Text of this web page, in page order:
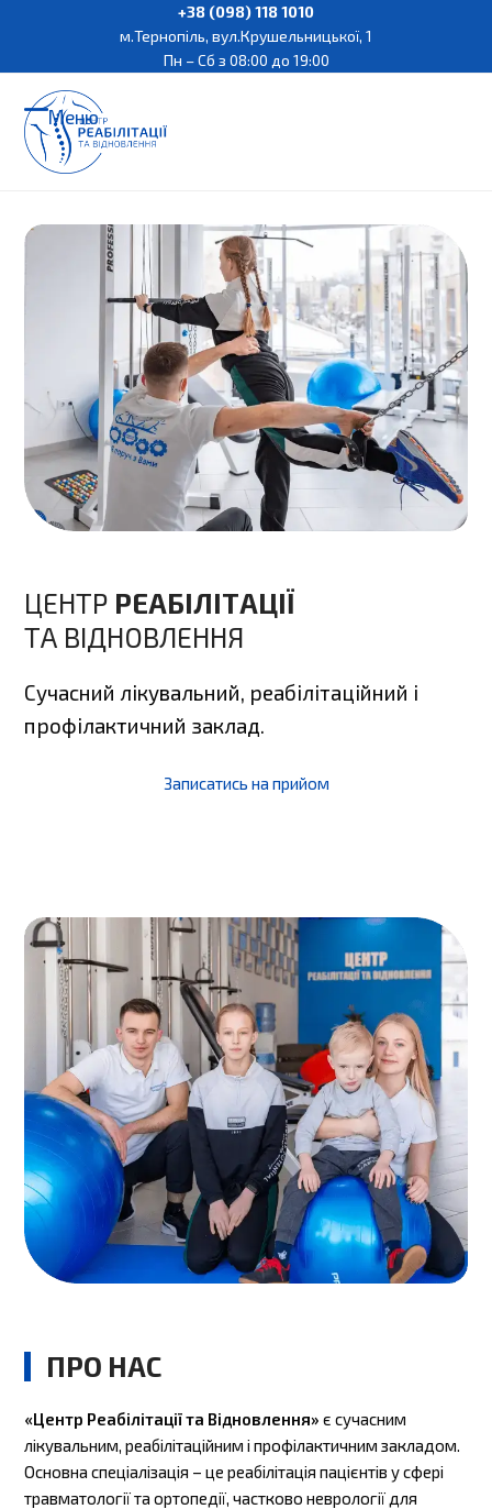
+38 (098) 118 1010
м.Тернопіль, вул.Крушельницької, 1
Пн – Сб з 08:00 до 19:00
Меню
Open
mobile
Close
mobile
ЦЕНТР РЕАБІЛІТАЦІЇ
ТА ВІДНОВЛЕННЯ
Сучасний лікувальний, реабілітаційний і
профілактичний заклад.
Записатись на прийом
ПРО НАС
«Центр Реабілітації та Відновлення» є сучасним
лікувальним, реабілітаційним і профілактичним закладом.
Основна спеціалізація – це реабілітація пацієнтів у сфері
травматології та ортопедії, частково неврології для